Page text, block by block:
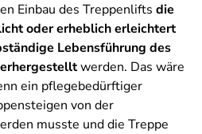
Einbau des Treppenlifts die
oder erheblich erleichtert
Lebensführung des
werden. Das wäre
ein pflegebedürftiger
von der
musste und die Treppe